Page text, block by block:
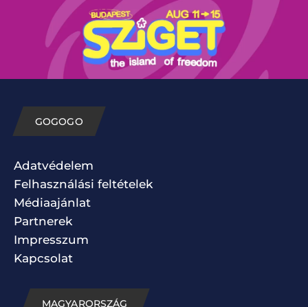
GOGOGO
Adatvédelem
Felhasználási feltételek
Médiaajánlat
Partnerek
Impresszum
Kapcsolat
MAGYARORSZÁG